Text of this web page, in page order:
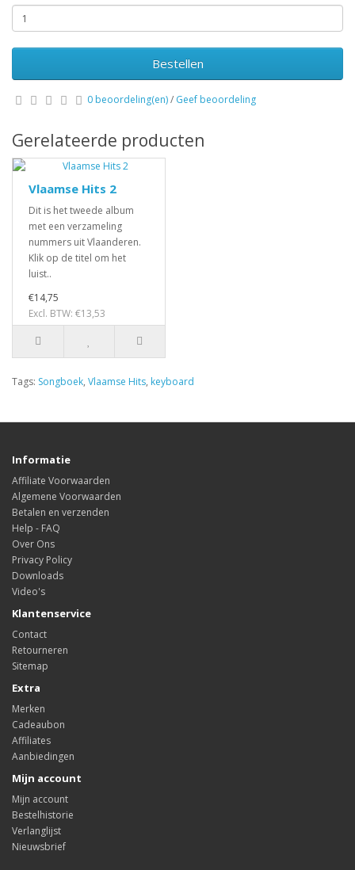
Bestellen
0 beoordeling(en)/ Geef beoordeling
Gerelateerde producten
Vlaamse Hits 2
Dit is het tweede album
met een verzameling
nummers uit Vlaanderen.
Klik op de titel om het
luist..
€14,75
Excl. BTW: €13,53
Tags: Songboek, Vlaamse Hits, keyboard
Informatie
Affiliate Voorwaarden
Algemene Voorwaarden
Betalen en verzenden
Help - FAQ
Over Ons
Privacy Policy
Downloads
Video's
Klantenservice
Contact
Retourneren
Sitemap
Extra
Merken
Cadeaubon
Affiliates
Aanbiedingen
Mijn account
Mijn account
Bestelhistorie
Verlanglijst
Nieuwsbrief